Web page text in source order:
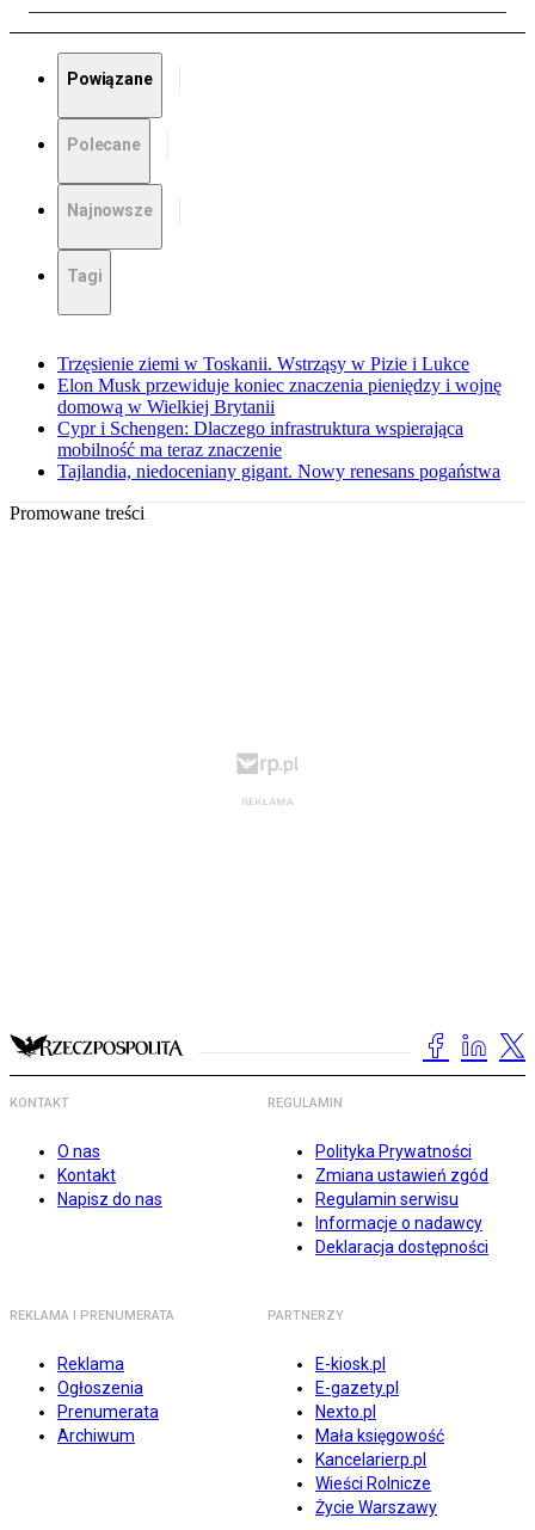
Powiązane
Polecane
Najnowsze
Tagi
Trzęsienie ziemi w Toskanii. Wstrząsy w Pizie i Lukce
Elon Musk przewiduje koniec znaczenia pieniędzy i wojnę
domową w Wielkiej Brytanii
Cypr i Schengen: Dlaczego infrastruktura wspierająca
mobilność ma teraz znaczenie
Tajlandia, niedoceniany gigant. Nowy renesans pogaństwa
Promowane treści
KONTAKT
O nas
Kontakt
Napisz do nas
REGULAMIN
Polityka Prywatności
Zmiana ustawień zgód
Regulamin serwisu
Informacje o nadawcy
Deklaracja dostępności
REKLAMA I PRENUMERATA
Reklama
Ogłoszenia
Prenumerata
Archiwum
PARTNERZY
E-kiosk.pl
E-gazety.pl
Nexto.pl
Mała księgowość
Kancelarierp.pl
Wieści Rolnicze
Życie Warszawy